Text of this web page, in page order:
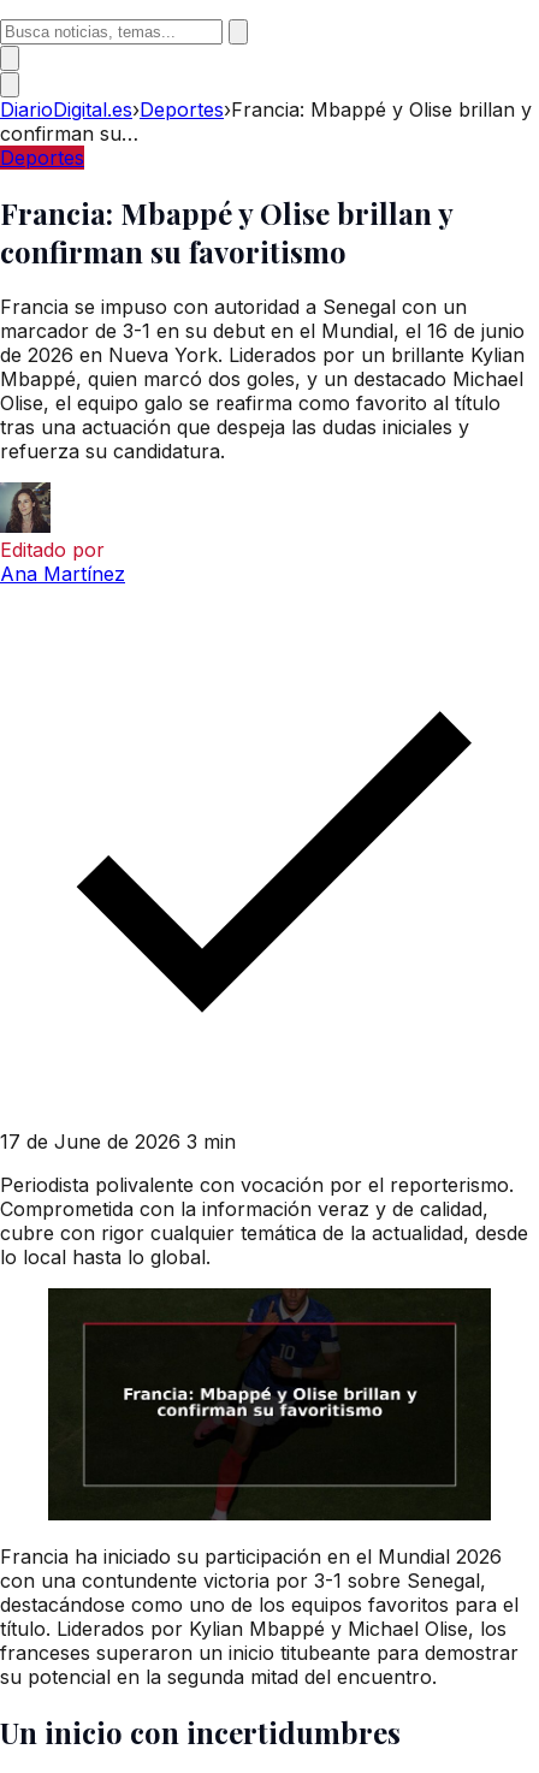
DiarioDigital.es›Deportes›Francia: Mbappé y Olise brillan y
confirman su…
Deportes
Francia: Mbappé y Olise brillan y
confirman su favoritismo
Francia se impuso con autoridad a Senegal con un
marcador de 3-1 en su debut en el Mundial, el 16 de junio
de 2026 en Nueva York. Liderados por un brillante Kylian
Mbappé, quien marcó dos goles, y un destacado Michael
Olise, el equipo galo se reafirma como favorito al título
tras una actuación que despeja las dudas iniciales y
refuerza su candidatura.
Editado por
Ana Martínez
17 de June de 2026 3 min
Periodista polivalente con vocación por el reporterismo.
Comprometida con la información veraz y de calidad,
cubre con rigor cualquier temática de la actualidad, desde
lo local hasta lo global.
Francia ha iniciado su participación en el Mundial 2026
con una contundente victoria por 3-1 sobre Senegal,
destacándose como uno de los equipos favoritos para el
título. Liderados por Kylian Mbappé y Michael Olise, los
franceses superaron un inicio titubeante para demostrar
su potencial en la segunda mitad del encuentro.
Un inicio con incertidumbres